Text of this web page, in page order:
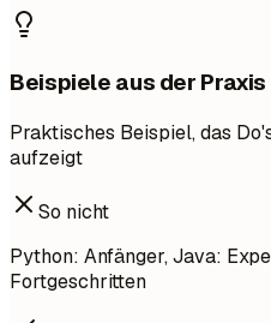
Beispiele aus der Praxis
Praktisches Beispiel, das
aufzeigt
So nicht
Python: Anfänger, Java:
Fortgeschritten